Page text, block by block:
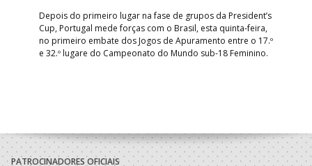
Depois do primeiro lugar na fase de grupos da President’s
Cup, Portugal mede forças com o Brasil, esta quinta-feira,
no primeiro embate dos Jogos de Apuramento entre o 17.º
e 32.º lugare do Campeonato do Mundo sub-18 Feminino.
PATROCINADORES OFICIAIS